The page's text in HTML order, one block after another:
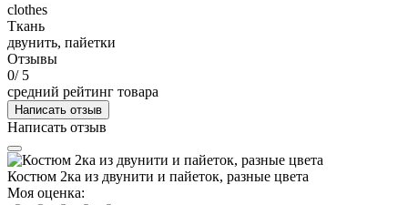
clothes
Ткань
двунить, пайетки
Отзывы
0/ 5
средний рейтинг товара
Написать отзыв
Написать отзыв
Костюм 2ка из двунити и пайеток, разные цвета
Моя оценка: